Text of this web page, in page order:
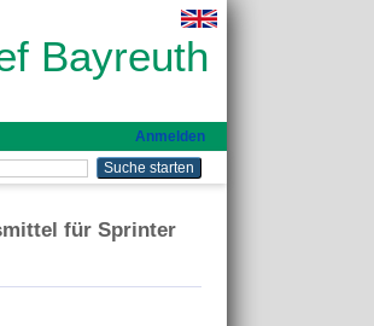
Bayreuth
Anmelden
für Sprinter